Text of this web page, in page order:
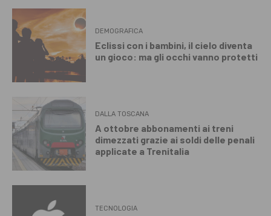
DEMOGRAFICA
Eclissi con i bambini, il cielo diventa
un gioco: ma gli occhi vanno protetti
DALLA TOSCANA
A ottobre abbonamenti ai treni
dimezzati grazie ai soldi delle penali
applicate a Trenitalia
TECNOLOGIA